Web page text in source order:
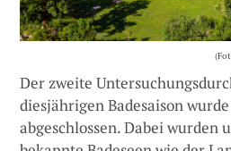
Der zweite
diesjährigen Badesaison
abgeschlossen. Dabei wurden